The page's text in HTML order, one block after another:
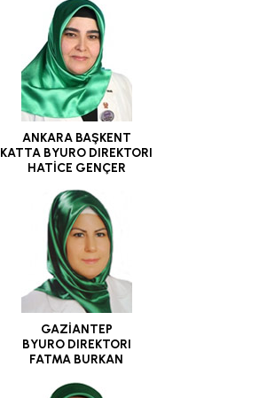
ANKARA BAŞKENT
KATTA BYURO DIREKTORI
HATİCE GENÇER
GAZİANTEP
BYURO DIREKTORI
FATMA BURKAN